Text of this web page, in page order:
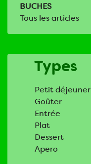
BUCHES
Tous les articles
Types
Petit déjeuner
Goûter
Entrée
Plat
Dessert
Apero